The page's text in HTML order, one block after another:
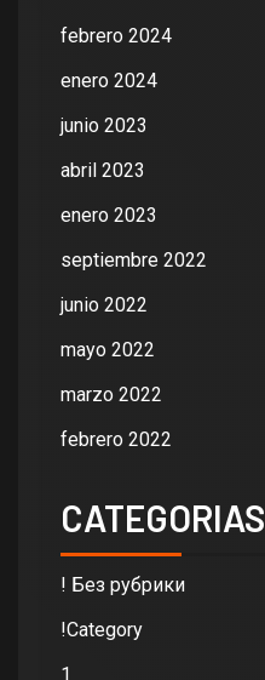
febrero 2024
enero 2024
junio 2023
abril 2023
enero 2023
septiembre 2022
junio 2022
mayo 2022
marzo 2022
febrero 2022
CATEGORIAS
! Без рубрики
!Category
1